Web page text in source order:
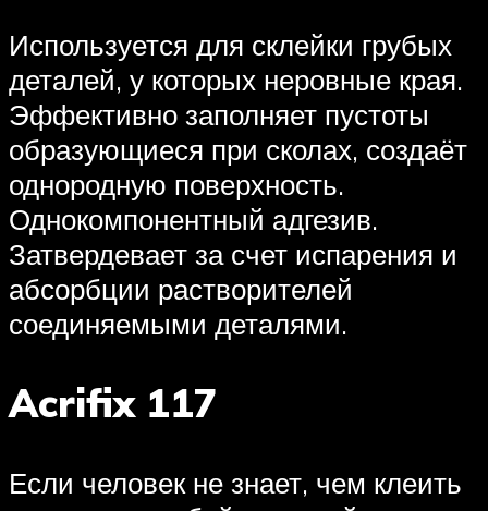
Используется для склейки грубых
деталей, у которых неровные края.
Эффективно заполняет пустоты
образующиеся при сколах, создаёт
однородную поверхность.
Однокомпонентный адгезив.
Затвердевает за счет испарения и
абсорбции растворителей
соединяемыми деталями.
Acrifix 117
Если человек не знает, чем клеить